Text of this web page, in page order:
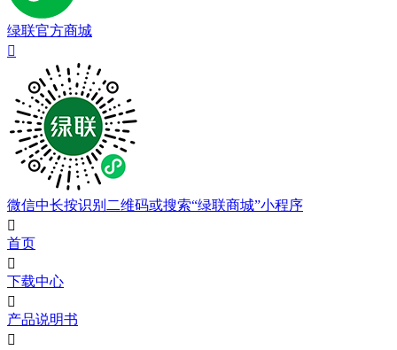
绿联官方商城

微信中长按识别二维码或搜索“绿联商城”小程序

首页

下载中心

产品说明书
